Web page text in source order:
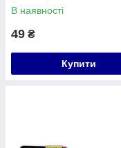
В наявності
49 ₴
Купити